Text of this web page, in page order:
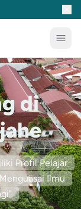
di
Profil Pelajar
Ilmu